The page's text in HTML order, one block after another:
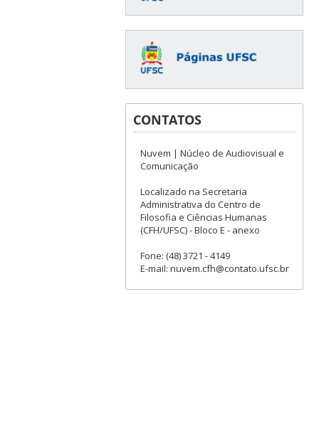
CONTATOS
Nuvem | Núcleo de Audiovisual e
Comunicação
Localizado na Secretaria
Administrativa do Centro de
Filosofia e Ciências Humanas
(CFH/UFSC) - Bloco E - anexo
Fone: (48) 3721 - 4149
E-mail: nuvem.cfh@contato.ufsc.br